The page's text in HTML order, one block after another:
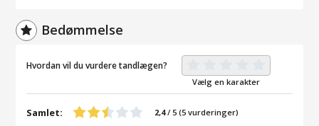
Bedømmelse
Hvordan vil du vurdere tandlægen?
Vælg en karakter
Samlet: 2,4/5 (5 vurderinger)